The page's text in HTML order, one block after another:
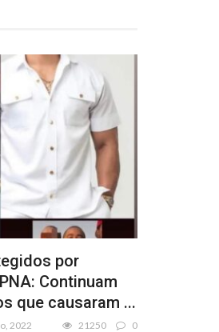
por
Continuam
que causaram ...
2022 21250 0